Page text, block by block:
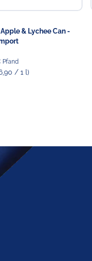
& Lychee Can -
Pfand
/ 1 l)